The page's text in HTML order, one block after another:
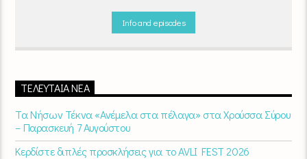
εναλλάσσονται αρμονικά, θυμίζοντάς μας πως δουλειά και
Καθημερινά(Δευτέρα-Παρασκευή)
Info and episodes
ΤΕΛΕΥΤΑΊΑ ΝΈΑ
Τα Νήσων Τέκνα «Ανέμελα στα πέλαγα» στα Χρούσσα Σύρου
– Παρασκευή 7 Αυγούστου
Κερδίστε διπλές προσκλήσεις για το AVLI FEST 2026